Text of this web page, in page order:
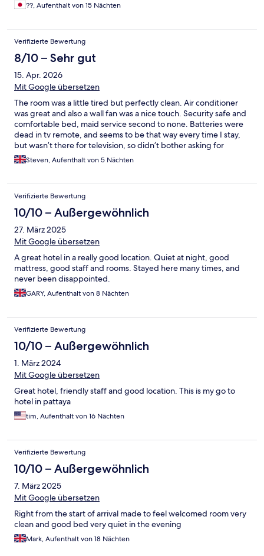
??, Aufenthalt von 15 Nächten
Verifizierte Bewertung
8/10 – Sehr gut
15. Apr. 2026
Mit Google übersetzen
The room was a little tired but perfectly clean. Air conditioner
was great and also a wall fan was a nice touch. Security safe and
comfortable bed, maid service second to none. Batteries were
dead in tv remote, and seems to be that way every time I stay,
but wasn’t there for television, so didn’t bother asking for
batteries. Great location for food and drink and nightlife.
Steven, Aufenthalt von 5 Nächten
Verifizierte Bewertung
10/10 – Außergewöhnlich
27. März 2025
Mit Google übersetzen
A great hotel in a really good location. Quiet at night, good
mattress, good staff and rooms. Stayed here many times, and
never been disappointed.
GARY, Aufenthalt von 8 Nächten
Verifizierte Bewertung
10/10 – Außergewöhnlich
1. März 2024
Mit Google übersetzen
Great hotel, friendly staff and good location. This is my go to
hotel in pattaya
tim, Aufenthalt von 16 Nächten
Verifizierte Bewertung
10/10 – Außergewöhnlich
7. März 2025
Mit Google übersetzen
Right from the start of arrival made to feel welcomed room very
clean and good bed very quiet in the evening
Mark, Aufenthalt von 18 Nächten